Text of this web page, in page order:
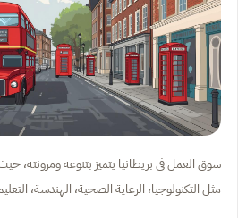
سوق العمل في بريطانيا يتميز بتنوعه ومرونته،
مثل التكنولوجيا، الرعاية الصحية، الهندسة،